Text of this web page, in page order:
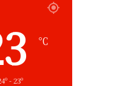
℃
- 23º